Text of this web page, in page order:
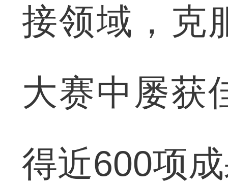
接领域，克
大赛中屡获
得近600项